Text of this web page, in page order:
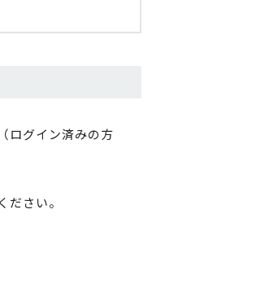
ログイン済みの方
さい。